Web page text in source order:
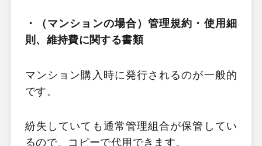
・（マンションの場合）管理規約・使用細
則、維持費に関する書類
マンション購入時に発行されるのが一般的
です。
紛失していても通常管理組合が保管してい
るので、コピーで代用できます。